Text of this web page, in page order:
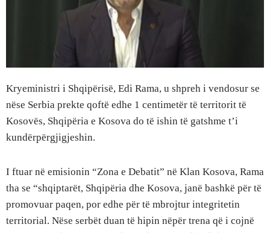
Kryeministri i Shqipërisë, Edi Rama, u shpreh i vendosur se
nëse Serbia prekte qoftë edhe 1 centimetër të territorit të
Kosovës, Shqipëria e Kosova do të ishin të gatshme t’i
kundërpërgjigjeshin.
I ftuar në emisionin “Zona e Debatit” në Klan Kosova, Rama
tha se “shqiptarët, Shqipëria dhe Kosova, janë bashkë për të
promovuar paqen, por edhe për të mbrojtur integritetin
territorial. Nëse serbët duan të hipin nëpër trena që i cojnë